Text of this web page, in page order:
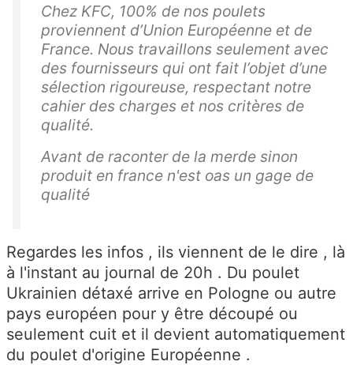
Chez KFC, 100% de nos poulets
proviennent d’Union Européenne et de
France. Nous travaillons seulement avec
des fournisseurs qui ont fait l’objet d’une
sélection rigoureuse, respectant notre
cahier des charges et nos critères de
qualité.
Avant de raconter de la merde sinon
produit en france n'est oas un gage de
qualité
Regardes les infos , ils viennent de le dire , là
à l'instant au journal de 20h . Du poulet
Ukrainien détaxé arrive en Pologne ou autre
pays européen pour y être découpé ou
seulement cuit et il devient automatiquement
du poulet d'origine Européenne .